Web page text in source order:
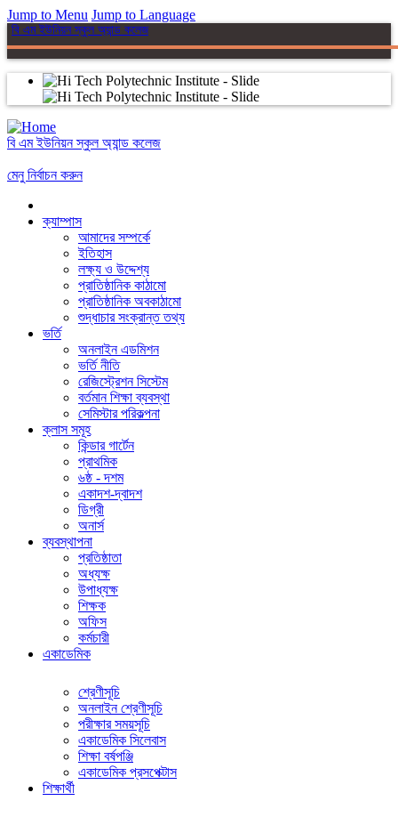
Jump to Menu Jump to Language
বি এম ইউনিয়ন স্কুল অ্যান্ড কলেজ
বি এম ইউনিয়ন স্কুল অ্যান্ড কলেজ
মেনু নির্বাচন করুন
ক্যাম্পাস
আমাদের সম্পর্কে
ইতিহাস
লক্ষ্য ও উদ্দেশ্য
প্রাতিষ্ঠানিক কাঠামো
প্রাতিষ্ঠানিক অবকাঠামো
শুদ্ধাচার সংক্রান্ত তথ্য
ভর্তি
অনলাইন এডমিশন
ভর্তি নীতি
রেজিস্ট্রেশন সিস্টেম
বর্তমান শিক্ষা ব্যবস্থা
সেমিস্টার পরিকল্পনা
ক্লাস সমূহ
কিন্ডার গার্টেন
প্রাথমিক
৬ষ্ঠ - দশম
একাদশ-দ্বাদশ
ডিগ্রী
অনার্স
ব্যবস্থাপনা
প্রতিষ্ঠাতা
অধ্যক্ষ
উপাধ্যক্ষ
শিক্ষক
অফিস
কর্মচারী
একাডেমিক
শ্রেণীসূচি
অনলাইন শ্রেণীসূচি
পরীক্ষার সময়সূচি
একাডেমিক সিলেবাস
শিক্ষা বর্ষপঞ্জি
একাডেমিক প্রসপেক্টাস
শিক্ষার্থী